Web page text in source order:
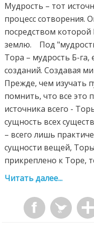
Мудрость – тот
процесс сотворения.
посредством
землю. Под
Тора – мудрость Б-га,
созданий. Создавая
Прежде, чем изучать
помнить, что все это
источника всего -
сущность всех
– всего лишь
сущности вещей,
прикреплено к Торе,
Читать далее...